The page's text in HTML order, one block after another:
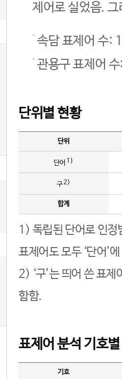
제어로 실었음.
속담 표제어 수:
관용구 표제어
단위별 현황
단위
단어 1)
구2)
합계
1) 독립된 단어로 인정
표제어도 모두 ‘단어’
2) ‘구’는 띄어 쓴 표
함함.
표제어 분석 기호
기호